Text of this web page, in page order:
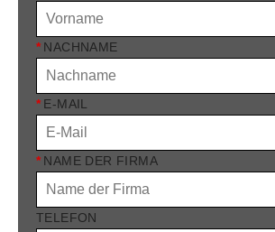
* NACHNAME
* E-MAIL
* NAME DER FIRMA
TELEFON